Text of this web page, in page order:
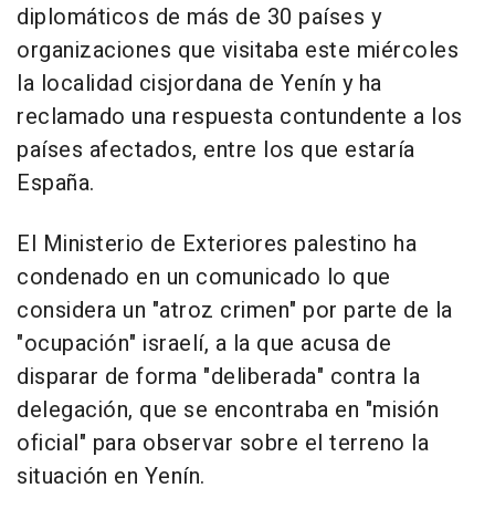
diplomáticos de más de 30 países y
organizaciones que visitaba este miércoles
la localidad cisjordana de Yenín y ha
reclamado una respuesta contundente a los
países afectados, entre los que estaría
España.
El Ministerio de Exteriores palestino ha
condenado en un comunicado lo que
considera un "atroz crimen" por parte de la
"ocupación" israelí, a la que acusa de
disparar de forma "deliberada" contra la
delegación, que se encontraba en "misión
oficial" para observar sobre el terreno la
situación en Yenín.